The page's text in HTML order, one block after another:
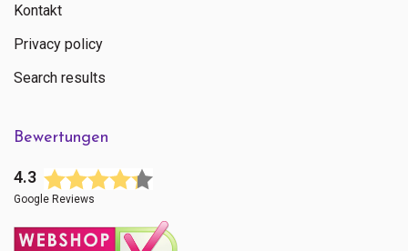
Kontakt
Privacy policy
Search results
Bewertungen
4.3
Google Reviews